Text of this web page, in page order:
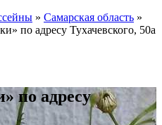
» Самарская область »
по адресу Тухачевского, 50а
по адресу